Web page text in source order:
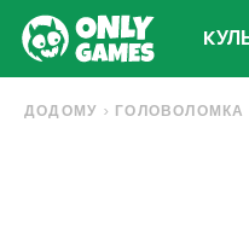
ДОДОМУ ГОЛОВОЛОМКА